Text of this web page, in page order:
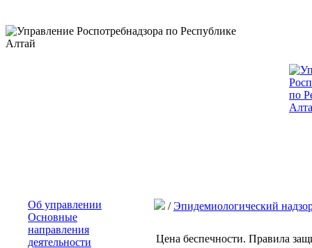
Об управлении
Основные
направления
деятельности
/Эпидемиологический
Цена беспечности. Правила